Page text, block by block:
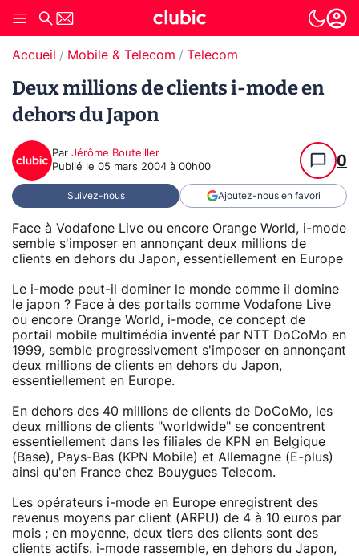
Accueil Mobile & Telecom Telecom
Deux millions de clients i-mode en
dehors du Japon
Par Jérôme Bouteiller
Publié le 05 mars 2004 à 00h00 0
Suivez-nous Ajoutez-nous en favori
Face à Vodafone Live ou encore Orange World, i-mode
semble s'imposer en annonçant deux millions de
clients en dehors du Japon, essentiellement en Europe
Le i-mode peut-il dominer le monde comme il domine
le japon ? Face à des portails comme Vodafone Live
ou encore Orange World, i-mode, ce concept de
portail mobile multimédia inventé par NTT DoCoMo en
1999, semble progressivement s'imposer en annonçant
deux millions de clients en dehors du Japon,
essentiellement en Europe.
En dehors des 40 millions de clients de DoCoMo, les
deux millions de clients "worldwide" se concentrent
essentiellement dans les filiales de KPN en Belgique
(Base), Pays-Bas (KPN Mobile) et Allemagne (E-plus)
ainsi qu'en France chez Bouygues Telecom.
Les opérateurs i-mode en Europe enregistrent des
revenus moyens par client (ARPU) de 4 à 10 euros par
mois ; en moyenne, deux tiers des clients sont des
clients actifs. i-mode rassemble, en dehors du Japon,